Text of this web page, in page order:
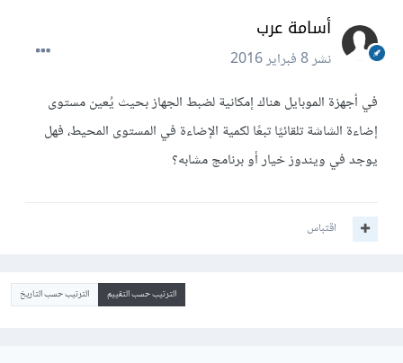
أسامة عرب
نشر8 فبراير 2016
في أجهزة الموبايل هناك إمكانية لضبط الجهاز بحيث يُعين مستوى
إضاءة الشاشة تلقائيًا تبعًا لكمية الإضاءة في المستوى المحيط، فهل
يوجد في ويندوز خيار أو برنامج مشابه؟
اقتباس
الترتيب حسب التقييم الترتيب حسب التاريخ